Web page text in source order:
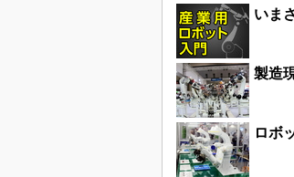
いま
製造
ロボ